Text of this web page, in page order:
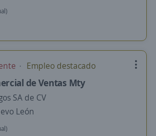
Empleo destacado
de Ventas Mty
SA de CV
León